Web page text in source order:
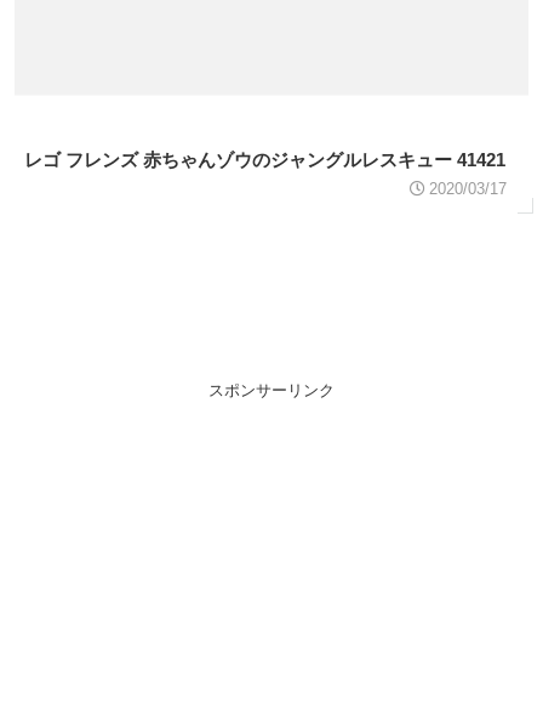
レゴ フレンズ 赤ちゃんゾウのジャングルレスキュー 41421
2020/03/17
スポンサーリンク